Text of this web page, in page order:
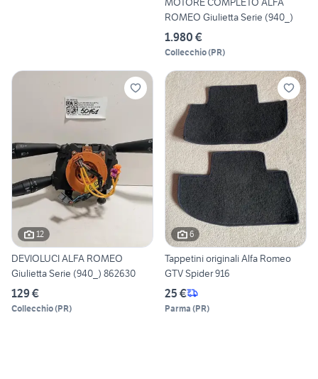
ROMEO Giulietta Serie (940_)
1.980 €
Collecchio(PR)
12
DEVIOLUCI ALFA ROMEO
Giulietta Serie (940_) 862630
129 €
Collecchio(PR)
6
Tappetini originali Alfa Romeo
GTV Spider 916
25 €
Parma (PR)